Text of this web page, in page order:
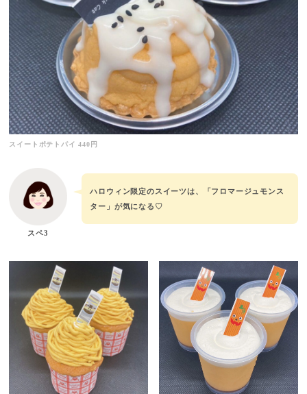
スイートポテトパイ 440円
スペ3
ハロウィン限定のスイーツは、「フロマージュモンス
ター」が気になる♡